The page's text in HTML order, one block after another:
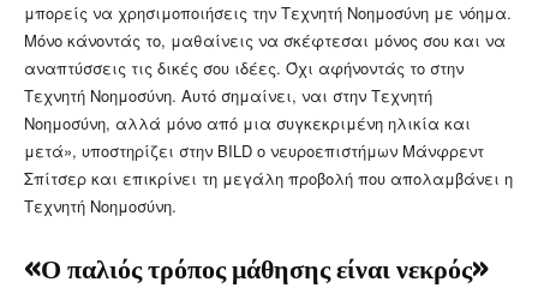
μπορείς να χρησιμοποιήσεις την Τεχνητή Νοημοσύνη με νόημα.
Μόνο κάνοντάς το, μαθαίνεις να σκέφτεσαι μόνος σου και να
αναπτύσσεις τις δικές σου ιδέες. Όχι αφήνοντάς το στην
Τεχνητή Νοημοσύνη. Αυτό σημαίνει, ναι στην Τεχνητή
Νοημοσύνη, αλλά μόνο από μια συγκεκριμένη ηλικία και
μετά», υποστηρίζει στην BILD ο νευροεπιστήμων Μάνφρεντ
Σπίτσερ και επικρίνει τη μεγάλη προβολή που απολαμβάνει η
Τεχνητή Νοημοσύνη.
«Ο παλιός τρόπος μάθησης είναι νεκρός»